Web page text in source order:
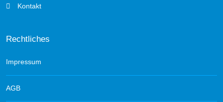
Kontakt
Rechtliches
Impressum
AGB